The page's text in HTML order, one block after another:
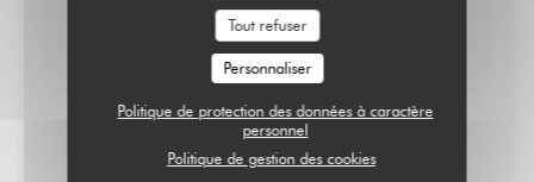
Tout refuser
Personnaliser
Politique de protection des données à caractère
personnel
Politique de gestion des cookies
Cheesecake
10,00 EUR
Coupe colonel à la Zubrowska
10,00 EUR